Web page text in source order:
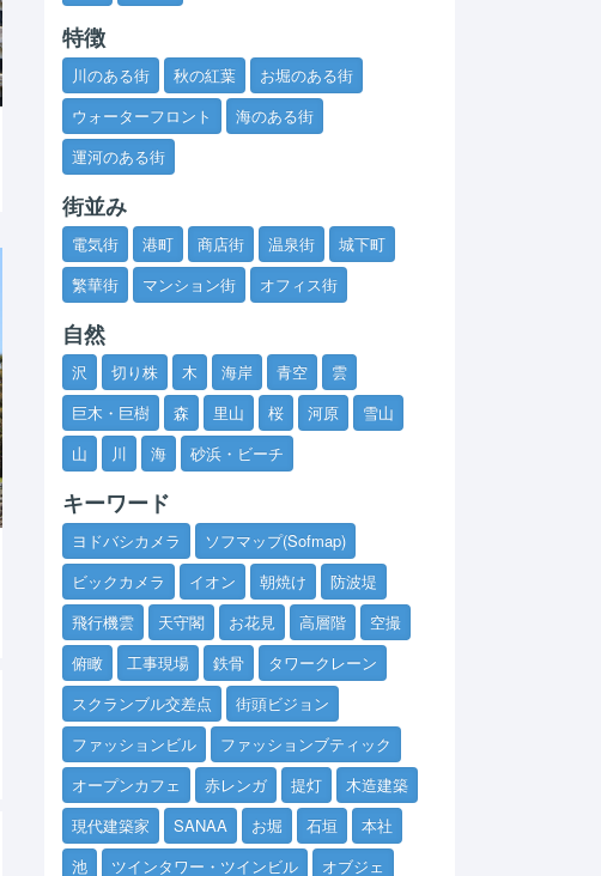
特徴
川のある街 秋の紅葉
お堀のある街
ウォーターフロント
海のある街
運河のある街
街並み
電気街 港町 商店街 温泉街
城下町
繁華街
マンション街 オフィス街
自然
沢 切り株 木 海岸 青空
雲
巨木・巨樹
森 里山 桜 河原
雪山
山
川 海 砂浜・ビーチ
キーワード
ヨドバシカメラ
ソフマップ(Sofmap)
ビックカメラ
イオン 朝焼け
防波堤
飛行機雲
天守閣 お花見 高層階
空撮
俯瞰
工事現場 鉄骨
タワークレーン
スクランブル交差点
街頭ビジョン
ファッションビル
ファッションブティック
オープンカフェ
赤レンガ 提灯
木造建築
現代建築家
SANAA お堀 石垣
本社
池
ツインタワー・ツインビル オブジェ